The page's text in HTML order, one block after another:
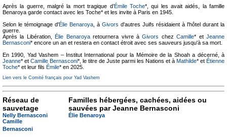
Après la guerre, malgré la mort tragique d’Émile Toche*, qui les avait aidés, la famille
Benaroya garde contact avec les Toche* et les invite à Paris en 1945.
Selon le témoignage d'Élie Benaroya , à Givors d'autres Juifs résidaient à l'hôtel durant la
guerre.
Après la Libération,Élie Benaroyaretournera vivre àGivors chezCamille* etJeanne
Bernasconi* encore un an et restera en contact étroit avec ses sauveurs jusqu'à sa mort.
En 1990, Yad Vashem – Institut International pour la Mémoire de la Shoah a décerné, à
Jeanne* et Camille Bernasconi*, le titre de Juste parmi les Nations et à Mathilde* et Étienne
Toche* et leur fils Émile* en 2025.
Lien vers le Comité français pour Yad Vashem
Réseau de
sauvetage
Nelly Bernasconi
Camille
Bernasconi
Familles hébergées, cachées, aidées ou
sauvées par Jeanne Bernasconi
Élie Benaroya